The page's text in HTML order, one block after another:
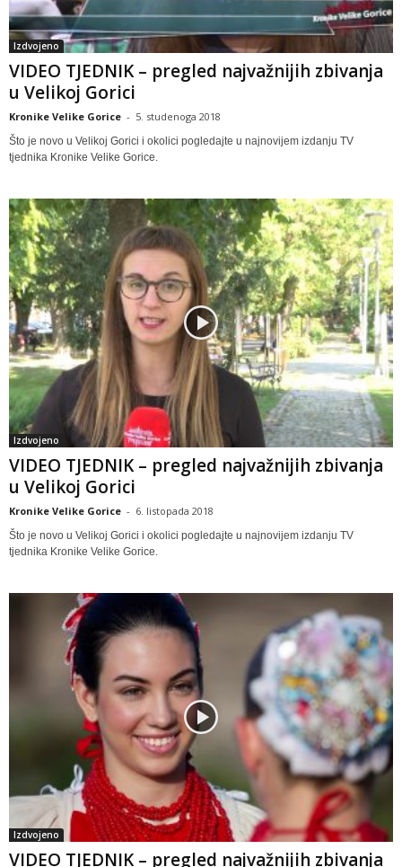
Izdvojeno
VIDEO TJEDNIK – pregled najvažnijih zbivanja
u Velikoj Gorici
Kronike Velike Gorice - 5. studenoga 2018
Što je novo u Velikoj Gorici i okolici pogledajte u najnovijem izdanju TV
tjednika Kronike Velike Gorice.
Izdvojeno
VIDEO TJEDNIK – pregled najvažnijih zbivanja
u Velikoj Gorici
Kronike Velike Gorice - 6. listopada 2018
Što je novo u Velikoj Gorici i okolici pogledajte u najnovijem izdanju TV
tjednika Kronike Velike Gorice.
Izdvojeno
VIDEO TJEDNIK – pregled najvažnijih zbivanja